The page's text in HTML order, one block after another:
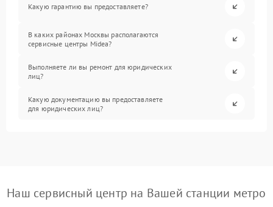
Какую гарантию вы предоставляете?
В каких районах Москвы располагаются
сервисные центры Midea?
Выполняете ли вы ремонт для юридических
лиц?
Какую документацию вы предоставляете
для юридических лиц?
Наш сервисный центр на Вашей станции метро